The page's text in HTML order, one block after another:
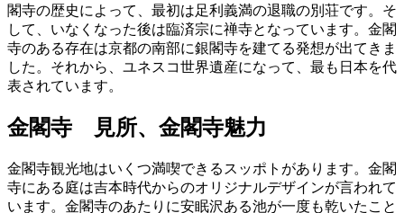
閣寺の歴史によって、最初は足利義満の退職の別荘です。そ
して、いなくなった後は臨済宗に禅寺となっています。金閣
寺のある存在は京都の南部に銀閣寺を建てる発想が出てきま
した。それから、ユネスコ世界遺産になって、最も日本を代
表されています。
金閣寺 見所、金閣寺魅力
金閣寺観光地はいくつ満喫できるスッポトがあります。金閣
寺にある庭は吉本時代からのオリジナルデザインが言われて
います。金閣寺のあたりに安眠沢ある池が一度も乾いたこと